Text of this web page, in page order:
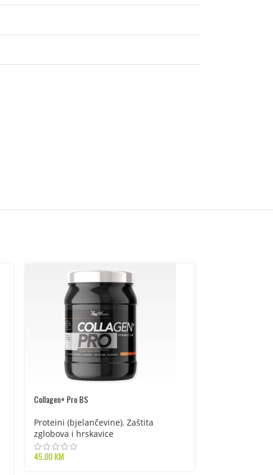
Collagen+ Pro BS
Proteini (bjelančevine), Zaštita
zglobova i hrskavice
45.00KM